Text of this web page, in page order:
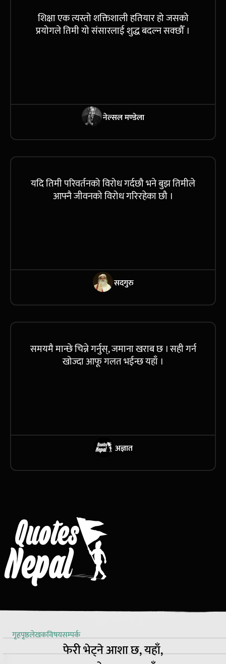
शिक्षा एक त्यस्तो शक्तिशाली हतियार हो जसको
प्रयोगले तिमी यो संसारलाई शुद्ध बदल्न सक्छौँ ।
नेल्सल मण्डेला
यदि तिमी परिवर्तनको विरोध गर्दछौ भने बुझ तिमीले
आफ्नै जीवनको विरोध गरिरहेका छौ ।
सदगुरु
समयमै मान्छे चिन्ने गर्नुस्, जमाना खराब छ । सही गर्न
खोज्दा आफू गलत भईन्छ यहाँ ।
अज्ञात
गृहपृष्ठलेखकविषयसम्पर्क
फेरी भेट्ने आशा छ, यहाँ,